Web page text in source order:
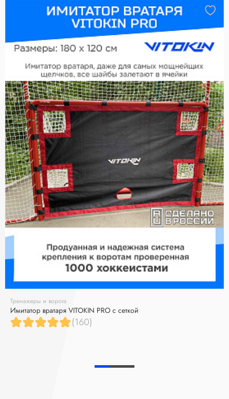
Тренажеры и ворота
Имитатор вратаря VITOKIN PRO с сеткой
(160)